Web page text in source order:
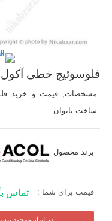
فلوسوئیچ خطی آکول ACOL Series Small سایز "1
ساخت تایوان
برند محصول
قیمت برای شما : تماس